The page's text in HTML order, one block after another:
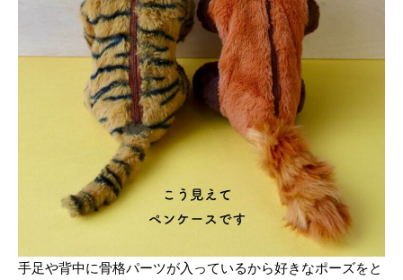
手足や背中に骨格パーツが入っているから好きなポーズをと